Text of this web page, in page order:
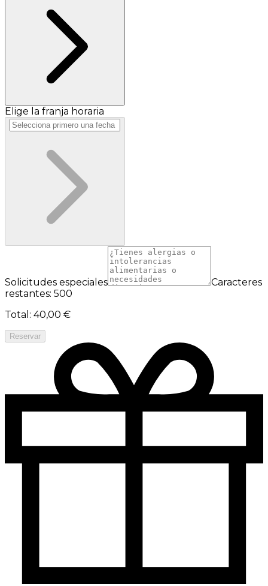
Elige la franja horaria
Solicitudes especiales
Caracteres
restantes: 500
Total : 40,00 €
Reservar